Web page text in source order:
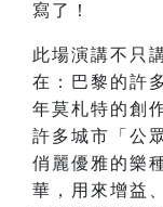
寫了！
此場演講不只
在：巴黎的許
年莫札特的創
許多城市「公
俏麗優雅的樂
華，用來增益